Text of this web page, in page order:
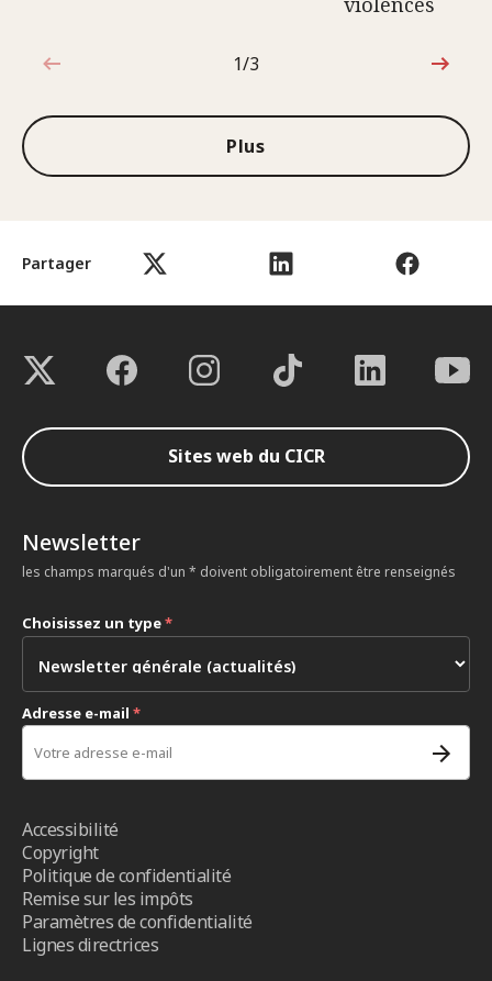
Partager
1sur3
1/3
Plus
Sites web du CICR
Newsletter
les champs marqués d'un * doivent obligatoirement être renseignés
Choisissez un type*
Adresse e-mail *
Accessibilité
Copyright
Politique de confidentialité
Remise sur les impôts
Paramètres de confidentialité
Lignes directrices